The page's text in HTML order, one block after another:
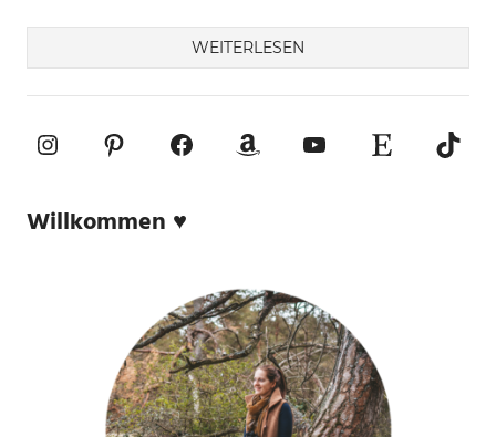
WEITERLESEN
InstagramPinterestFacebookAmazonYouTube
Etsy-Shop
Willkommen ♥